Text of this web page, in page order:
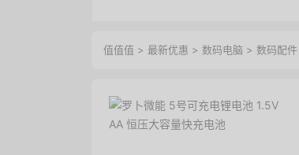
值值值 > 最新优惠 > 数码电脑 > 数码配件